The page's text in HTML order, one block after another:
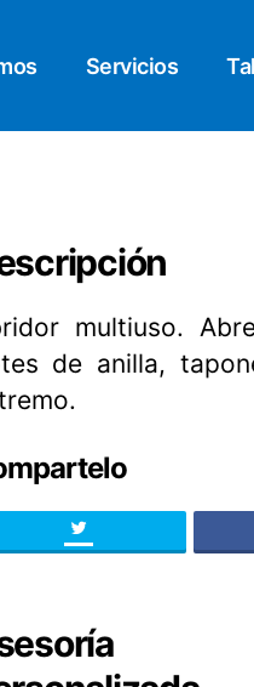
Servicios
multiuso.
de anilla,
Twitter